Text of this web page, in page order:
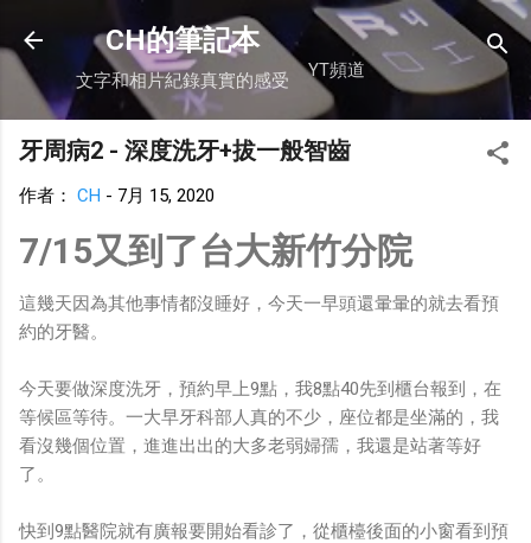
跳到主要內容
CH的筆記本
文字和相片紀錄真實的感受 YT頻道
牙周病2 - 深度洗牙+拔一般智齒
作者： CH - 7月 15, 2020
7/15又到了台大新竹分院
這幾天因為其他事情都沒睡好，今天一早頭還暈暈的就去看預
約的牙醫。
今天要做深度洗牙，預約早上9點，我8點40先到櫃台報到，在
等候區等待。一大早牙科部人真的不少，座位都是坐滿的，我
看沒幾個位置，進進出出的大多老弱婦孺，我還是站著等好
了。
快到9點醫院就有廣報要開始看診了，從櫃檯後面的小窗看到預